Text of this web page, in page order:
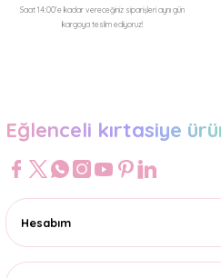
Saat 14:00'e kadar vereceğiniz siparişleri aynı gün
kargoya teslim ediyoruz!
Eğlenceli kırtasiye
Hesabım